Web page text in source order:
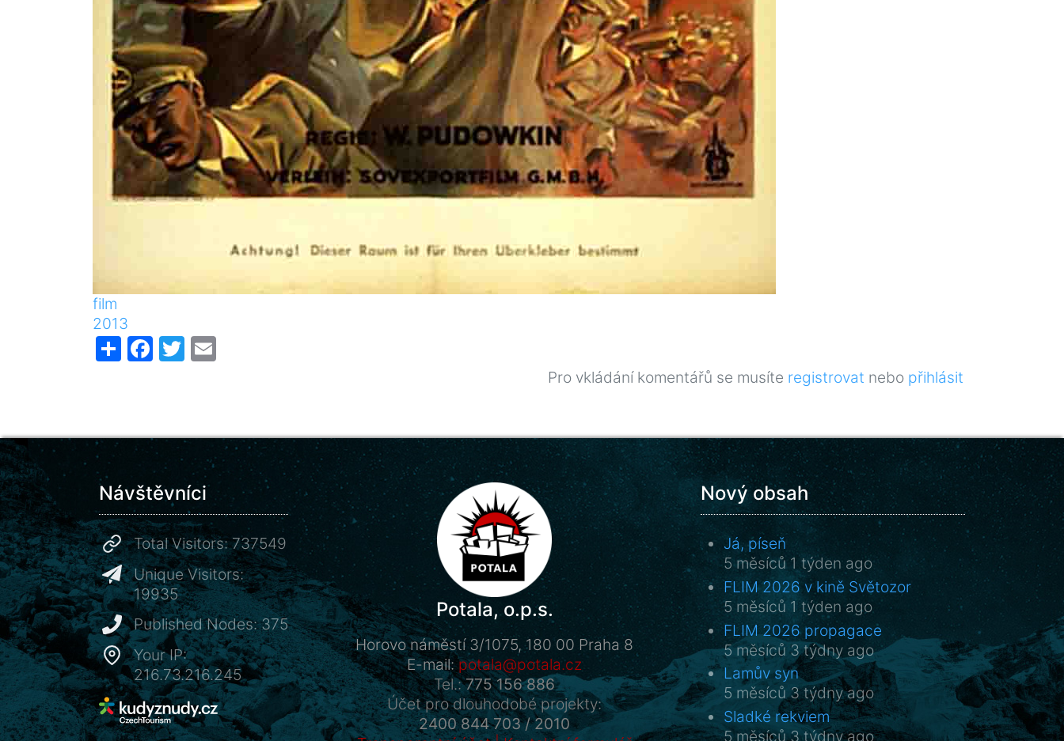
film
2013
ShareFacebook
Twitter
Pro vkládání komentářů se musíte registrovat nebo přihlásit
Návštěvníci
Total Visitors: 737549
Unique Visitors:
19935
Published Nodes: 375
Your IP:
216.73.216.245
Potala, o.p.s.
Horovo náměstí 3/1075, 180 00 Praha 8
E-mail: potala@potala.cz
Tel.:775 156 886
Účet pro dlouhodobé projekty:
2400 844 703 / 2010
Nový obsah
Já, píseň
5 měsíců 1 týden ago
FLIM 2026 v kině Světozor
5 měsíců 1 týden ago
FLIM 2026 propagace
5 měsíců 3 týdny ago
Lamův syn
5 měsíců 3 týdny ago
Sladké rekviem
5 měsíců 3 týdny ago